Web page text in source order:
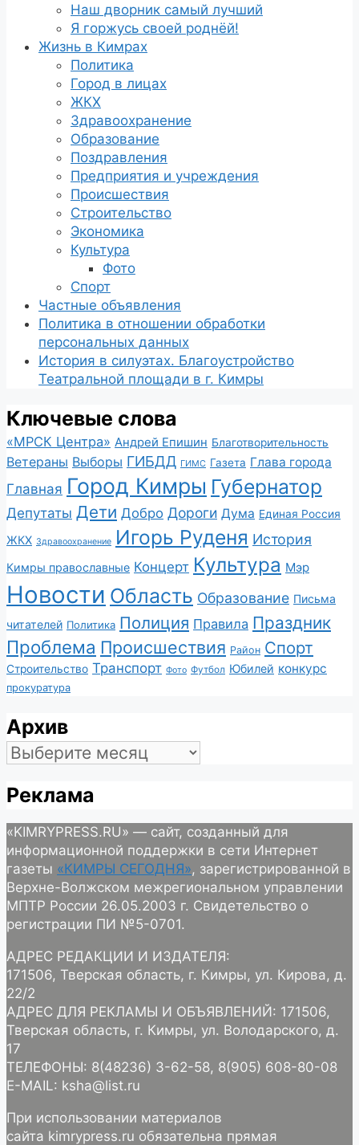
Наш дворник самый лучший
Я горжусь своей роднёй!
Жизнь в Кимрах
Политика
Город в лицах
ЖКХ
Здравоохранение
Образование
Поздравления
Предприятия и учреждения
Происшествия
Строительство
Экономика
Культура
Фото
Спорт
Частные объявления
Политика в отношении обработки
персональных данных
История в силуэтах. Благоустройство
Театральной площади в г. Кимры
Ключевые слова
«МРСК Центра» Андрей Епишин Благотворительность
Ветераны Выборы ГИБДД ГИМС Газета Глава города
Главная Город Кимры Губернатор
Депутаты Дети Добро Дороги Дума Единая Россия
ЖКХ Здравоохранение Игорь Руденя История
Кимры православные Концерт Культура Мэр
Новости Область Образование Письма
читателей Политика Полиция Правила Праздник
Проблема Происшествия Район Спорт
Строительство Транспорт Фото Футбол Юбилей конкурс
прокуратура
Архив
Архив
Реклама
«KIMRYPRESS.RU» — сайт, созданный для
информационной поддержки в сети Интернет
газеты «КИМРЫ СЕГОДНЯ», зарегистрированной в
Верхне-Волжском межрегиональном управлении
МПТР России 26.05.2003 г. Свидетельство о
регистрации ПИ №5-0701.
АДРЕС РЕДАКЦИИ И ИЗДАТЕЛЯ:
171506, Тверская область, г. Кимры, ул. Кирова, д.
22/2
АДРЕС ДЛЯ РЕКЛАМЫ И ОБЪЯВЛЕНИЙ: 171506,
Тверская область, г. Кимры, ул. Володарского, д.
17
ТЕЛЕФОНЫ: 8(48236) 3-62-58, 8(905) 608-80-08
E-MAIL: ksha@list.ru
При использовании материалов
сайта kimrypress.ru обязательна прямая